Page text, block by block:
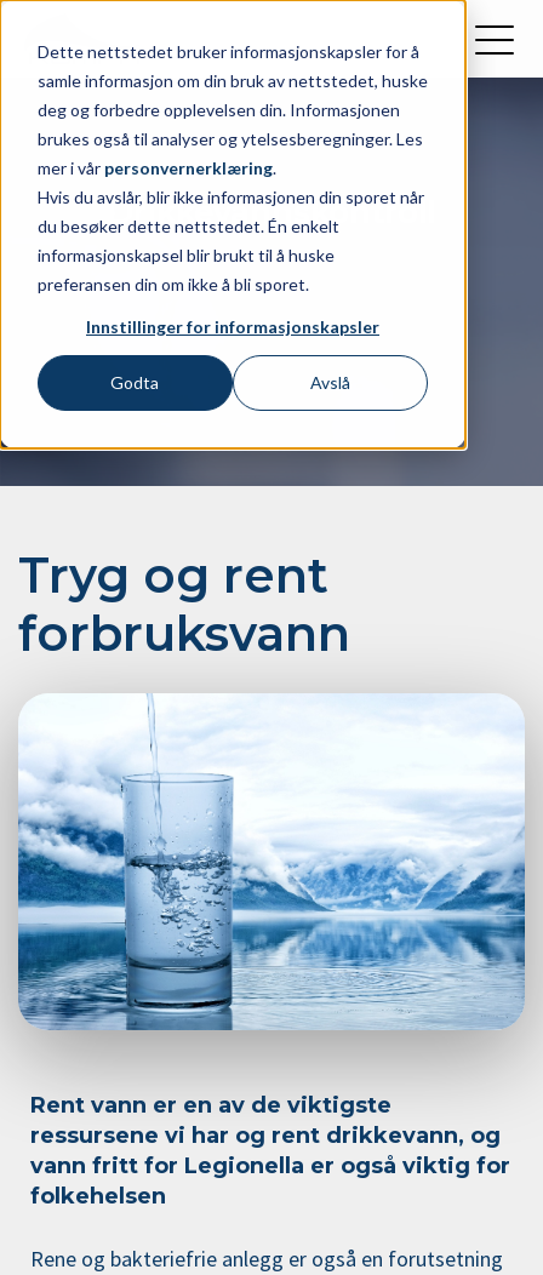
Dette nettstedet bruker informasjonskapsler for å
samle informasjon om din bruk av nettstedet, huske
deg og forbedre opplevelsen din. Informasjonen
brukes også til analyser og ytelsesberegninger. Les
mer i vår personvernerklæring.
Hvis du avslår, blir ikke informasjonen din sporet når
du besøker dette nettstedet. Én enkelt
informasjonskapsel blir brukt til å huske
preferansen din om ikke å bli sporet.
Innstillinger for informasjonskapsler
Godta Avslå
Drikkevanns­kontroll
Tryg og rent
forbruksvann
Rent vann er en av de viktigste
ressursene vi har og rent drikkevann, og
vann fritt for Legionella er også viktig for
folkehelsen
​Rene og bakteriefrie anlegg er også en forutsetning